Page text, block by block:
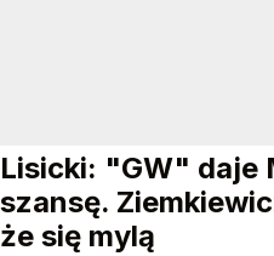
Lisicki: "GW" daje
szansę.
że się mylą